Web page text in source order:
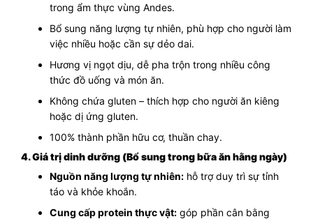
trong ẩm thực vùng Andes.
Bổ sung năng lượng tự nhiên, phù hợp cho người làm
việc nhiều hoặc cần sự dẻo dai.
Hương vị ngọt dịu, dễ pha trộn trong nhiều công
thức đồ uống và món ăn.
Không chứa gluten – thích hợp cho người ăn kiêng
hoặc dị ứng gluten.
100% thành phần hữu cơ, thuần chay.
4. Giá trị dinh dưỡng (Bổ sung trong bữa ăn hằng ngày)
Nguồn năng lượng tự nhiên: hỗ trợ duy trì sự tỉnh
táo và khỏe khoắn.
Cung cấp protein thực vật: góp phần cân bằng